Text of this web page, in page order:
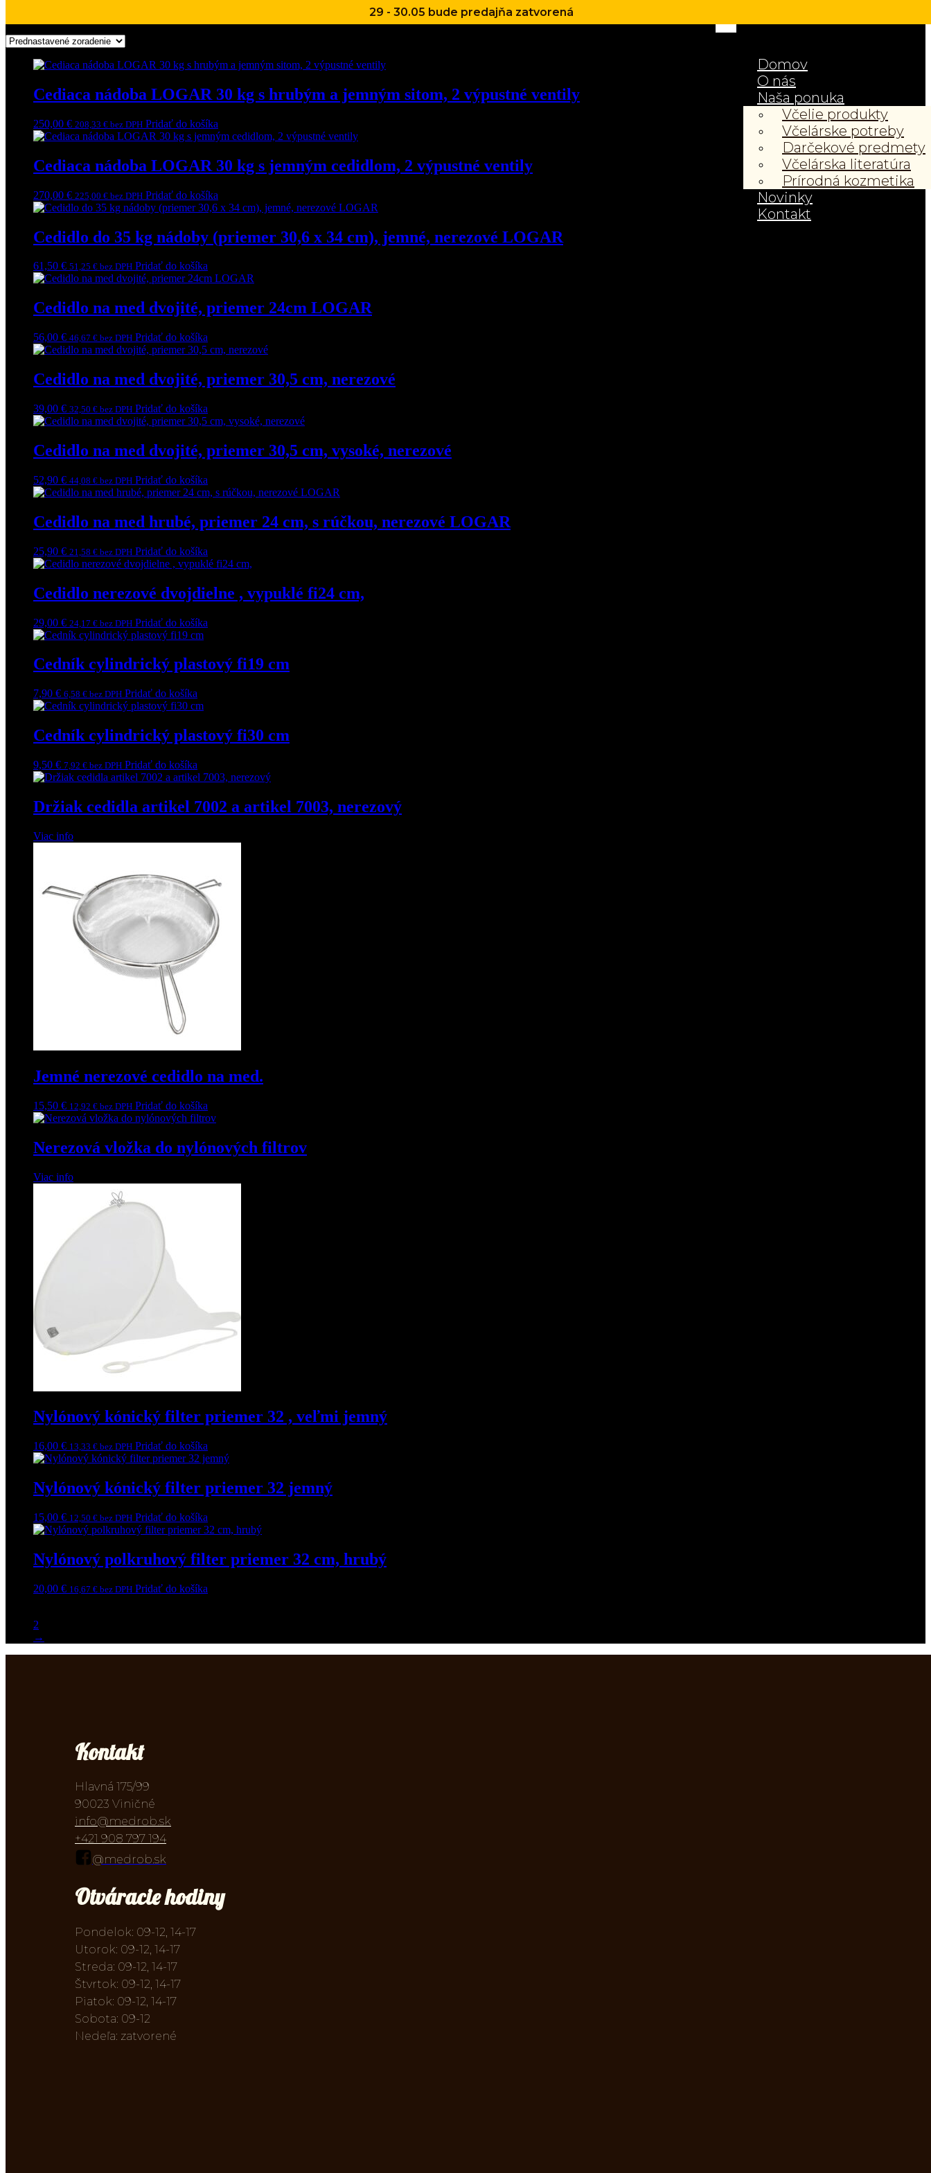
29 - 30.05 bude predajňa zatvorená
Domov
O nás
Naša ponuka
Včelie produkty
Včelárske potreby
Darčekové predmety
Včelárska literatúra
Prírodná kozmetika
Novinky
Kontakt
Cediaca nádoba LOGAR 30 kg s hrubým a jemným sitom, 2 výpustné ventily
250,00 € 208,33 € bez DPH Pridať do košíka
Cediaca nádoba LOGAR 30 kg s jemným cedidlom, 2 výpustné ventily
270,00 € 225,00 € bez DPH Pridať do košíka
Cedidlo do 35 kg nádoby (priemer 30,6 x 34 cm), jemné, nerezové LOGAR
61,50 € 51,25 € bez DPH Pridať do košíka
Cedidlo na med dvojité, priemer 24cm LOGAR
56,00 € 46,67 € bez DPH Pridať do košíka
Cedidlo na med dvojité, priemer 30,5 cm, nerezové
39,00 € 32,50 € bez DPH Pridať do košíka
Cedidlo na med dvojité, priemer 30,5 cm, vysoké, nerezové
52,90 € 44,08 € bez DPH Pridať do košíka
Cedidlo na med hrubé, priemer 24 cm, s rúčkou, nerezové LOGAR
25,90 € 21,58 € bez DPH Pridať do košíka
Cedidlo nerezové dvojdielne , vypuklé fi24 cm,
29,00 € 24,17 € bez DPH Pridať do košíka
Cedník cylindrický plastový fi19 cm
7,90 € 6,58 € bez DPH Pridať do košíka
Cedník cylindrický plastový fi30 cm
9,50 € 7,92 € bez DPH Pridať do košíka
Držiak cedidla artikel 7002 a artikel 7003, nerezový
Viac info
Jemné nerezové cedidlo na med.
15,50 € 12,92 € bez DPH Pridať do košíka
Nerezová vložka do nylónových filtrov
Viac info
Nylónový kónický filter priemer 32 , veľmi jemný
16,00 € 13,33 € bez DPH Pridať do košíka
Nylónový kónický filter priemer 32 jemný
15,00 € 12,50 € bez DPH Pridať do košíka
Nylónový polkruhový filter priemer 32 cm, hrubý
20,00 € 16,67 € bez DPH Pridať do košíka
2
→
Kontakt
Hlavná 175/99
90023 Viničné
info@medrob.sk
+421 908 797 194
@medrob.sk
Otváracie hodiny
Pondelok: 09-12, 14-17
Utorok: 09-12, 14-17
Streda: 09-12, 14-17
Štvrtok: 09-12, 14-17
Piatok: 09-12, 14-17
Sobota: 09-12
Nedeľa: zatvorené